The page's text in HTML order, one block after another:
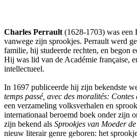
Charles Perrault (1628-1703) was een
vanwege zijn sprookjes. Perrault werd
familie, hij studeerde rechten, en begon
Hij was lid van de Académie française,
intellectueel.
In 1697 publiceerde hij zijn bekendste
temps passé, avec des moralités:
een verzameling volksverhalen en
internationaal beroemd boek onder zijn
zijn bekend als Sprookjes van Moeder
nieuw literair genre geboren: het